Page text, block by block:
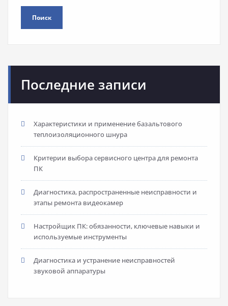
Поиск
Последние записи
Характеристики и применение базальтового
теплоизоляционного шнура
Критерии выбора сервисного центра для ремонта
ПК
Диагностика, распространенные неисправности и
этапы ремонта видеокамер
Настройщик ПК: обязанности, ключевые навыки и
используемые инструменты
Диагностика и устранение неисправностей
звуковой аппаратуры